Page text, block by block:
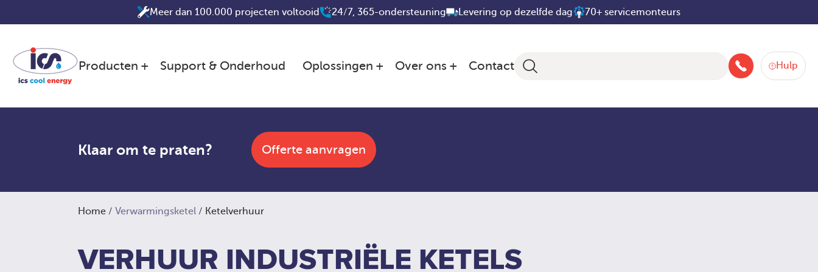
inhoud
Meer dan 100.000 projecten voltooid 24/7, 365-ondersteuning Levering op dezelfde dag 70+ servicemonteurs
Producten Support & Onderhoud Oplossingen Over ons Contact 088-258 2580
Hulp
Klaar om te praten? Offerte aanvragen
Home / Verwarmingsketel / Ketelverhuur
VERHUUR INDUSTRIËLE KETELS